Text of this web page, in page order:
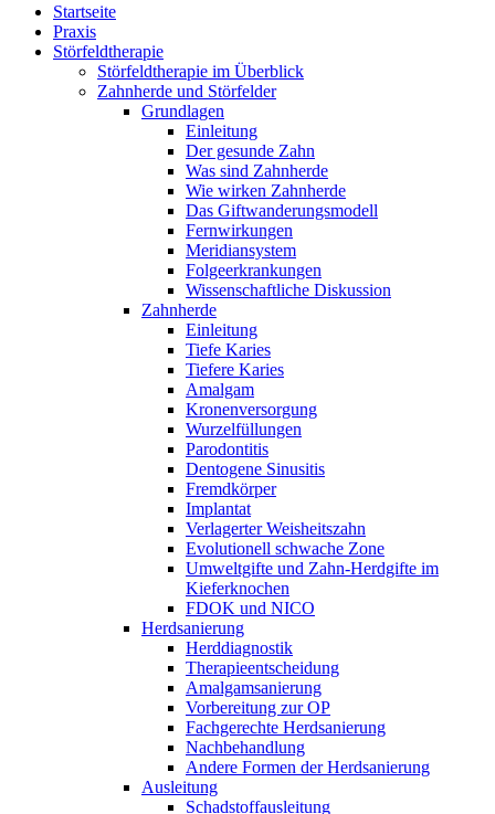
Startseite
Praxis
Störfeldtherapie
Störfeldtherapie im Überblick
Zahnherde und Störfelder
Grundlagen
Einleitung
Der gesunde Zahn
Was sind Zahnherde
Wie wirken Zahnherde
Das Gift­wanderungs­modell
Fernwirkungen
Meridian­system
Folge­erkrankungen
Wissen­schaftliche Diskussion
Zahnherde
Einleitung
Tiefe Karies
Tiefere Karies
Amalgam
Kronen­versorgung
Wurzel­füllungen
Paro­dontitis
Dento­gene Sinusitis
Fremdkörper
Implantat
Verlagerter Weisheits­zahn
Evolutionell schwache Zone
Umweltgifte und Zahn-Herdgifte im
Kieferknochen
FDOK und NICO
Herdsanierung
Herddiagnostik
Therapie­entscheidung
Amalgam­sanierung
Vorbereitung zur OP
Fach­gerechte Herd­sanierung
Nach­behandlung
Andere Formen der Herdsanierung
Ausleitung
Schadstoffausleitung